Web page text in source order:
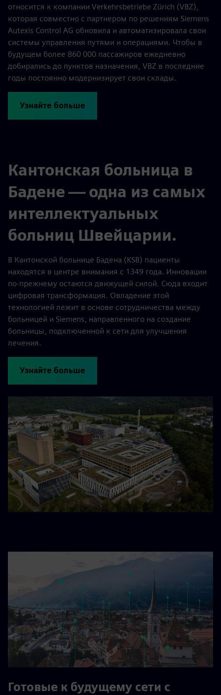
относится к компании Verkehrsbetriebe Zürich (VBZ),
которая совместно с партнером по решениям Siemens
Autexis Control AG обновила и автоматизировала свои
системы управления путями и операциями. Чтобы в
будущем более 860 000 пассажиров ежедневно
добирались до пунктов назначения, VBZ в последние
годы постоянно модернизирует свои склады.
Узнайте больше
Кантонская больница в
Бадене — одна из самых
интеллектуальных
больниц Швейцарии.
В Кантонской больнице Бадена (KSB) пациенты
находятся в центре внимания с 1349 года. Инновации
по-прежнему остаются движущей силой. Сюда входит
цифровая трансформация. Овладение этой
технологией лежит в основе сотрудничества между
больницей и Siemens, направленного на создание
больницы, подключенной к сети для улучшения
лечения.
Узнайте больше
Готовые к будущему сети с